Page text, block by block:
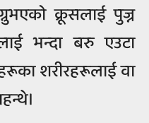
क्रूसलाई पुज्न
भन्दा बरु एउटा
शरीरहरूलाई वा